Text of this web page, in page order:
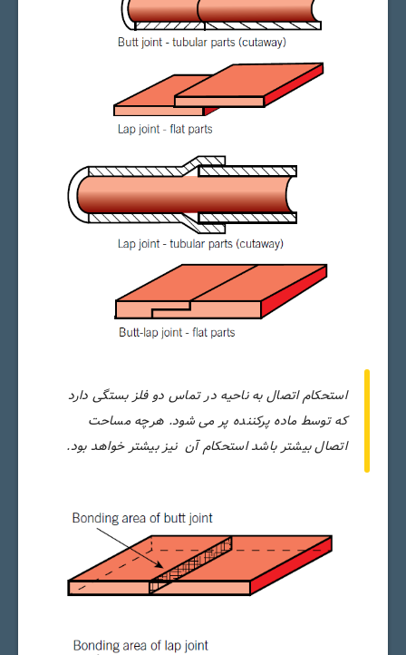
استحکام اتصال به ناحیه در تماس دو فلز بستگی دارد
که توسط ماده پرکننده پر می شود. هرچه مساحت
اتصال بیشتر باشد استحکام آن نیز بیشتر خواهد بود.